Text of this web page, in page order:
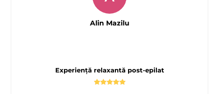
Experiență relaxantă post-epilat
Alin Mazilu